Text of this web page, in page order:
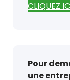
CLIQUEZ
Pour
une